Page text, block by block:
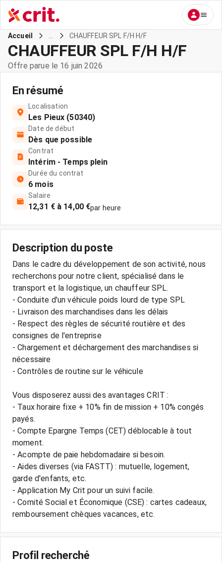
Accueil CHAUFFEUR SPL F/H H/F
CHAUFFEUR SPL F/H H/F
Offre parue le 16 juin 2026
En résumé
Localisation
Les Pieux (50340)
Date de début
Dès que possible
Contrat
Intérim - Temps plein
Durée du contrat
6 mois
Salaire
12,31 € à 14,00 €par heure
Description du poste
Dans le cadre du développement de son activité, nous
recherchons pour notre client, spécialisé dans le
transport et la logistique, un chauffeur SPL.
- Conduite d'un véhicule poids lourd de type SPL
- Livraison des marchandises dans les délais
- Respect des règles de sécurité routière et des
consignes de l'entreprise
- Chargement et déchargement des marchandises si
nécessaire
- Contrôles de routine sur le véhicule
Vous disposerez aussi des avantages CRIT :
- Taux horaire fixe + 10% fin de mission + 10% congés
payés.
- Compte Epargne Temps (CET) déblocable à tout
moment.
- Acompte de paie hebdomadaire si besoin.
- Aides diverses (via FASTT) : mutuelle, logement,
garde d'enfants, etc.
- Application My Crit pour un suivi facile.
- Comité Social et Économique (CSE) : cartes cadeaux,
Profil recherché